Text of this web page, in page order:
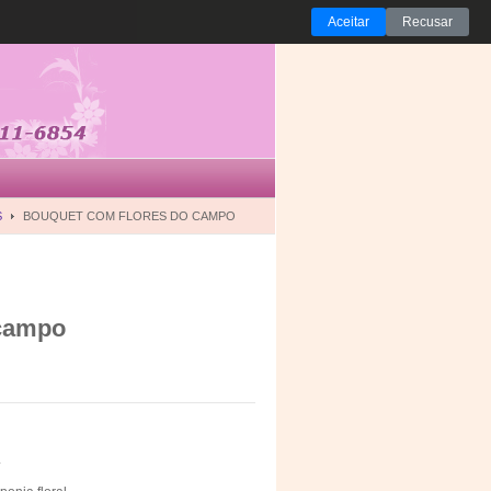
BOUQUET COM FLORES DO CAMPO
Aceitar Recusar